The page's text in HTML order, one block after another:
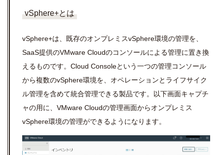
vSphere+とは
vSphere+は、既存のオンプレミスvSphere環境の管理を、
SaaS提供のVMware Cloudのコンソールによる管理に置き換
えるものです。 Cloud Consoleという一つの管理コンソール
から複数のvSphere環境を、オペレーションとライフサイク
ル管理を含めて統合管理できる製品です。以下画面キャプチ
ャの用に、VMware Cloudの管理画面からオンプレミス
vSphere環境の管理ができるようになります。